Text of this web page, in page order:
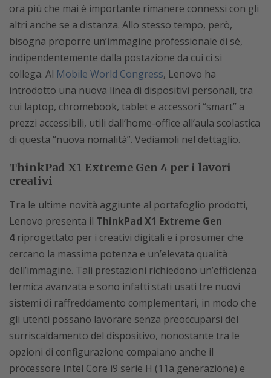
ora più che mai è importante rimanere connessi con gli
altri anche se a distanza. Allo stesso tempo, però,
bisogna proporre un’immagine professionale di sé,
indipendentemente dalla postazione da cui ci si
collega. Al Mobile World Congress, Lenovo ha
introdotto una nuova linea di dispositivi personali, tra
cui laptop, chromebook, tablet e accessori “smart” a
prezzi accessibili, utili dall’home-office all’aula scolastica
di questa “nuova nomalità”. Vediamoli nel dettaglio.
ThinkPad X1 Extreme Gen 4 per i lavori
creativi
Tra le ultime novità aggiunte al portafoglio prodotti,
Lenovo presenta il ThinkPad X1 Extreme Gen
4riprogettato per i creativi digitali e i prosumer che
cercano la massima potenza e un’elevata qualità
dell’immagine. Tali prestazioni richiedono un’efficienza
termica avanzata e sono infatti stati usati tre nuovi
sistemi di raffreddamento complementari, in modo che
gli utenti possano lavorare senza preoccuparsi del
surriscaldamento del dispositivo, nonostante tra le
opzioni di configurazione compaiano anche il
processore Intel Core i9 serie H (11a generazione) e